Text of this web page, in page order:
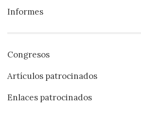
Informes
Congresos
Artículos patrocinados
Enlaces patrocinados